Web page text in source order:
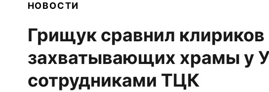
НОВОСТИ
Грищук сравнил
захватывающих храмы у
сотрудниками ТЦК